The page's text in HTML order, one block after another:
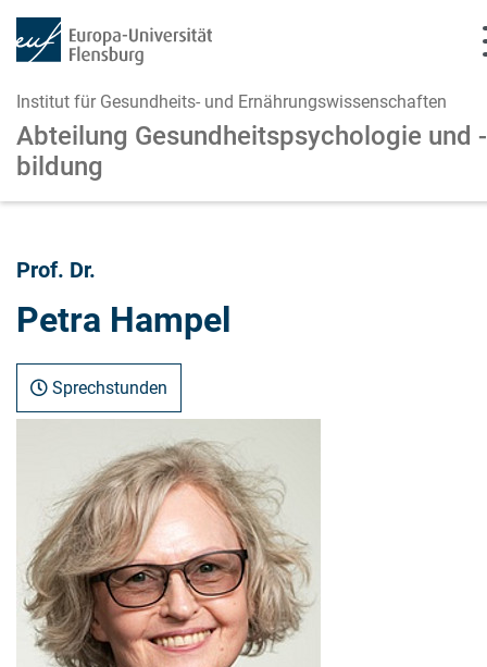
Institut für Gesundheits- und Ernährungswissenschaften
Abteilung Gesundheitspsychologie und -
bildung
Prof. Dr.
Petra Hampel
Sprechstunden